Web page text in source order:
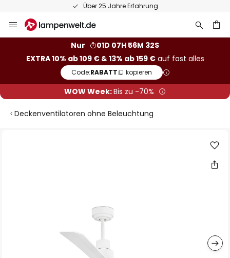
Über 25 Jahre Erfahrung
Inhalt
Nur
01D 07H 56M 31S
EXTRA 10% ab 109 € & 13% ab 159 €auf fast alles
Code:RABATT kopieren
WOW Week:Bis zu -70%
Deckenventilatoren ohne Beleuchtung